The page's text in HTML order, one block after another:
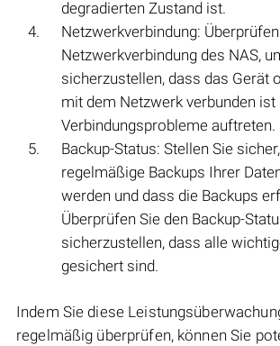
degradierten Zustand ist.
Netzwerkverbindung:
Netzwerkverbindung des NAS,
sicherzustellen, dass das Gerät
mit dem Netzwerk verbunden ist
Verbindungsprobleme auftreten.
Backup-Status: Stellen Sie
regelmäßige Backups Ihrer
werden und dass die Backups
Überprüfen Sie den Backup-
sicherzustellen, dass alle
gesichert sind.
Indem Sie diese
regelmäßig überprüfen, können Sie